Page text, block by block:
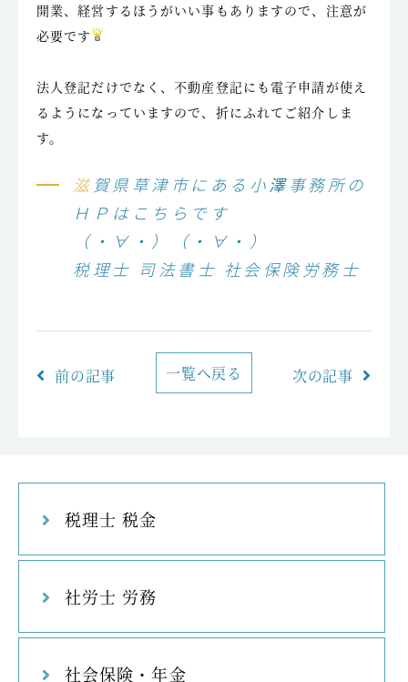
税理士 税金
社労士 労務
社会保険・年金
開業、経営するほうがいい事もありますので、注意が
必要です
法人登記だけでなく、不動産登記にも電子申請が使え
るようになっていますので、折にふれてご紹介しま
す。
滋賀県草津市にある小澤事務所の
ＨＰはこちらです
（・∀・）（・∀・）
税理士 司法書士 社会保険労務士
前の記事 一覧へ戻る 次の記事